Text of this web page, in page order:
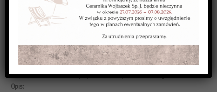
Category: ANGOBY WYSOKOTOPLIWE
Kolor:brązowa średnia
Typ:kryjąca
Struktura Powierzchni:matowa I jednorodna
Postać:zawiesina wodna, ciężar właściwy 1,55 do 1,60 g/cm³
Opis: